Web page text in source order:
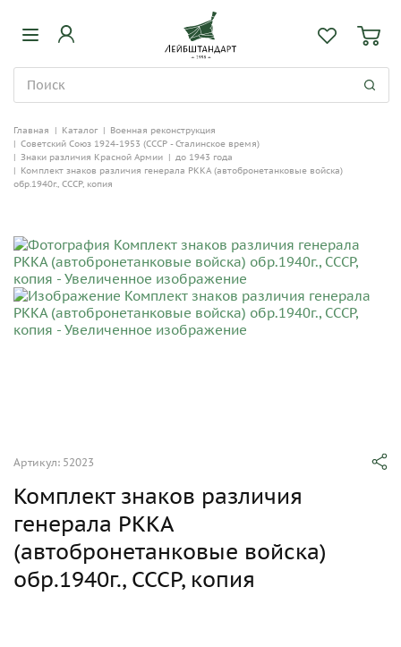
Главная | Каталог | Военная реконструкция
| Советский Союз 1924-1953 (СССР - Сталинское время)
| Знаки различия Красной Армии | до 1943 года
| Комплект знаков различия генерала РККА (автобронетанковые войска)
обр.1940г., СССР, копия
Артикул: 52023
Комплект знаков различия
генерала РККА
(автобронетанковые войска)
обр.1940г., СССР, копия